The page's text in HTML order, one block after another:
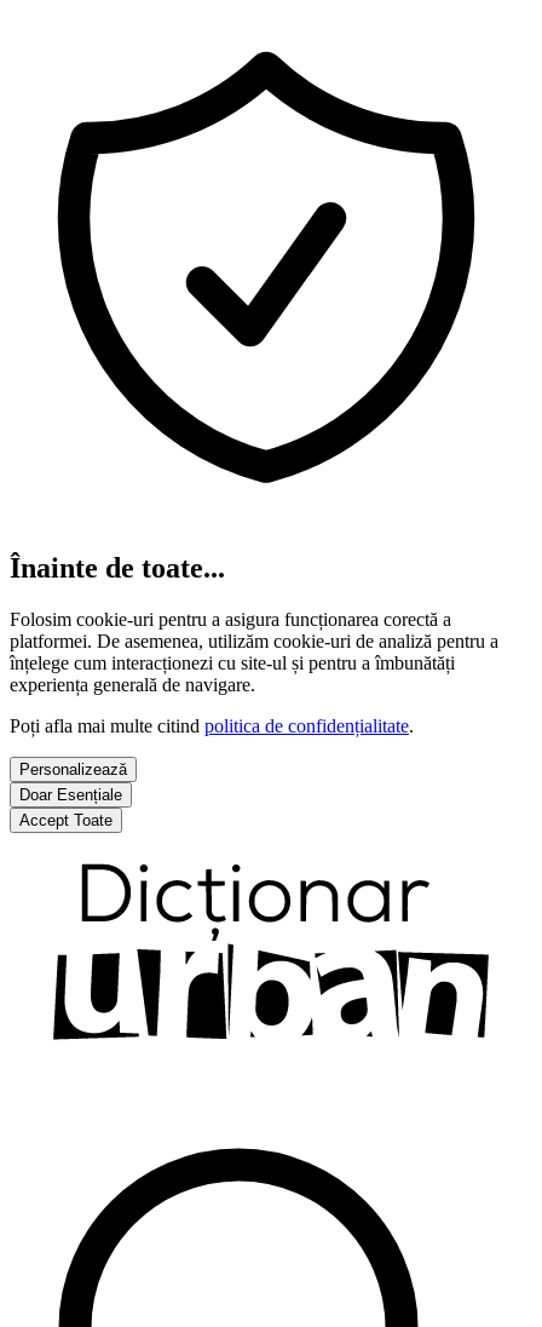
Înainte de toate...
Folosim cookie-uri pentru a asigura funcționarea corectă a
platformei. De asemenea, utilizăm cookie-uri de analiză pentru a
înțelege cum interacționezi cu site-ul și pentru a îmbunătăți
experiența generală de navigare.
Poți afla mai multe citind politica de confidențialitate.
Personalizează
Doar Esențiale
Accept Toate